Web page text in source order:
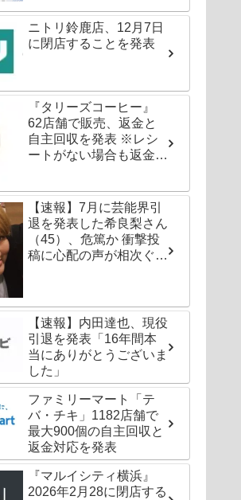
ニトリ鈴鹿店、12月7日
に閉店することを発表
『タリーズコーヒー』
62店舗で販売、返金と
自主回収を発表 ※レシ
ートがない場合も返金対
【速報】7月に芸能界引
退を発表した希良梨さん
（45）、危篤か 衝撃投
稿に心配の声が相次ぐ
【速報】内田達也、現役
引退を発表「16年間本
当にありがとうございま
した」
ファミリーマート「テ
バ・チキ」1182店舗で
最大900個の自主回収と
返金対応を発表
『マルイシティ横浜』
2026年2月28に閉店する